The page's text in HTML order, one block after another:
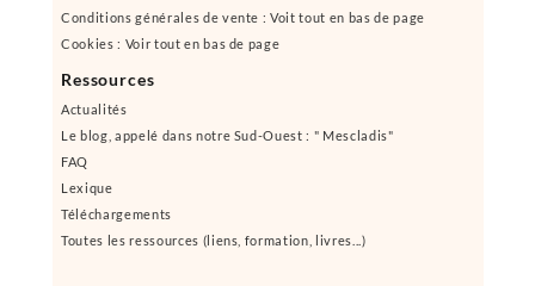
Conditions générales de vente : Voit tout en bas de page
Cookies : Voir tout en bas de page
Ressources
Actualités
Le blog, appelé dans notre Sud-Ouest : " Mescladis"
FAQ
Lexique
Téléchargements
Toutes les ressources (liens, formation, livres...)